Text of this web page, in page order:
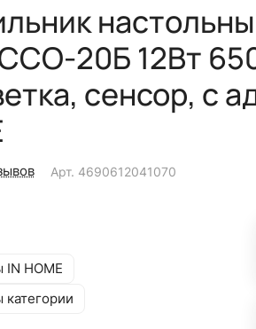
ССО-20Б 12Вт
сенсор, с
Арт. 4690612041070
IN HOME
категории